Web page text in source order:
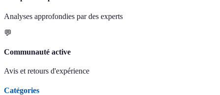
Analyses approfondies par des experts
💬
Communauté active
Avis et retours d'expérience
Catégories